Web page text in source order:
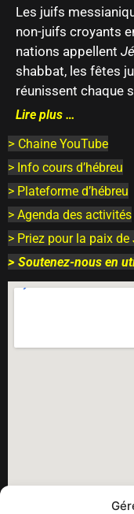
Les juifs
non-juifs croyants
nations appellent
shabbat, les fêtes
réunissent chaque
Lire plus …
> Chaine YouTube
> Info cours d’hébreu
> Plateforme d’hébreu
> Agenda des activités
> Priez pour la paix de
> Soutenez-nous en